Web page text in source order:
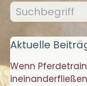
Gesundheit
Suchen
Aktuelle
Wenn
ineinanderfließen